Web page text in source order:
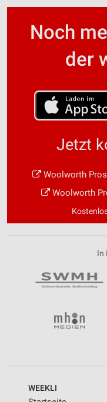
Noch
der
Jetzt
Woolworth
Woolworth
In
WEEKLI